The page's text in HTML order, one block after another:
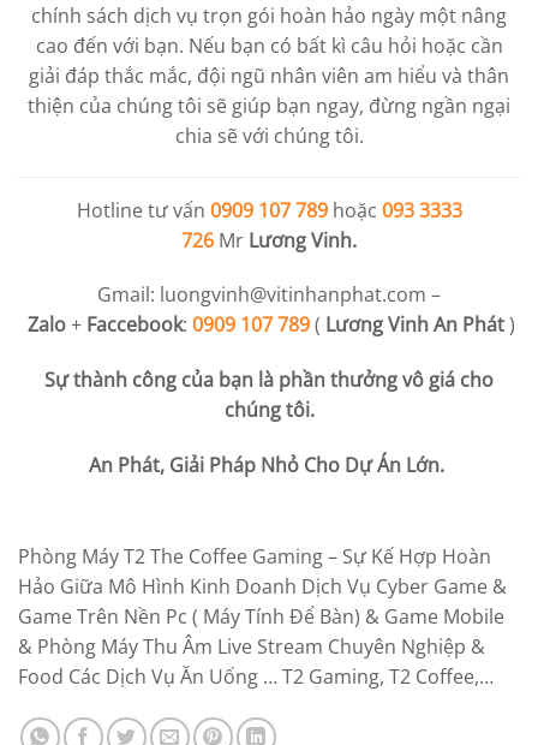
chính sách dịch vụ trọn gói hoàn hảo ngày một nâng
cao đến với bạn. Nếu bạn có bất kì câu hỏi hoặc cần
giải đáp thắc mắc, đội ngũ nhân viên am hiểu và thân
thiện của chúng tôi sẽ giúp bạn ngay, đừng ngần ngại
chia sẽ với chúng tôi.
Hotline tư vấn 0909 107 789hoặc 093 3333
726 Mr Lương Vinh.
Gmail: luongvinh@vitinhanphat.com –
Zalo+ Faccebook: 0909 107 789( Lương Vinh An Phát)
Sự thành công của bạn là phần thưởng vô giá cho
chúng tôi.
An Phát, Giải Pháp Nhỏ Cho Dự Án Lớn.
Phòng Máy T2 The Coffee Gaming – Sự Kế Hợp Hoàn
Hảo Giữa Mô Hình Kinh Doanh Dịch Vụ Cyber Game &
Game Trên Nền Pc ( Máy Tính Để Bàn) & Game Mobile
& Phòng Máy Thu Âm Live Stream Chuyên Nghiệp &
Food Các Dịch Vụ Ăn Uống … T2 Gaming, T2 Coffee,…